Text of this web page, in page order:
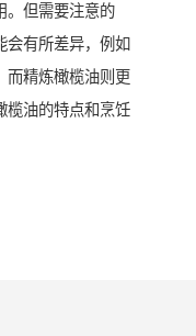
。但需要注意的
会有所差异，例如
而精炼橄榄油则更
榄油的特点和烹饪